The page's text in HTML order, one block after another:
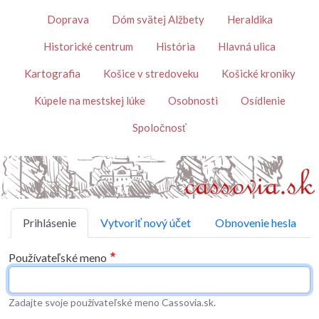
TémyDoprava Dóm svätej Alžbety Heraldika
Historické centrum História Hlavná ulica
Kartografia Košice v stredoveku Košické kroniky
Kúpele na mestskej lúke Osobnosti Osídlenie
Spoločnosť
Primárne karty
Prihlásenie Vytvoriť nový účet Obnovenie hesla
Používateľské meno
Zadajte svoje používateľské meno Cassovia.sk.